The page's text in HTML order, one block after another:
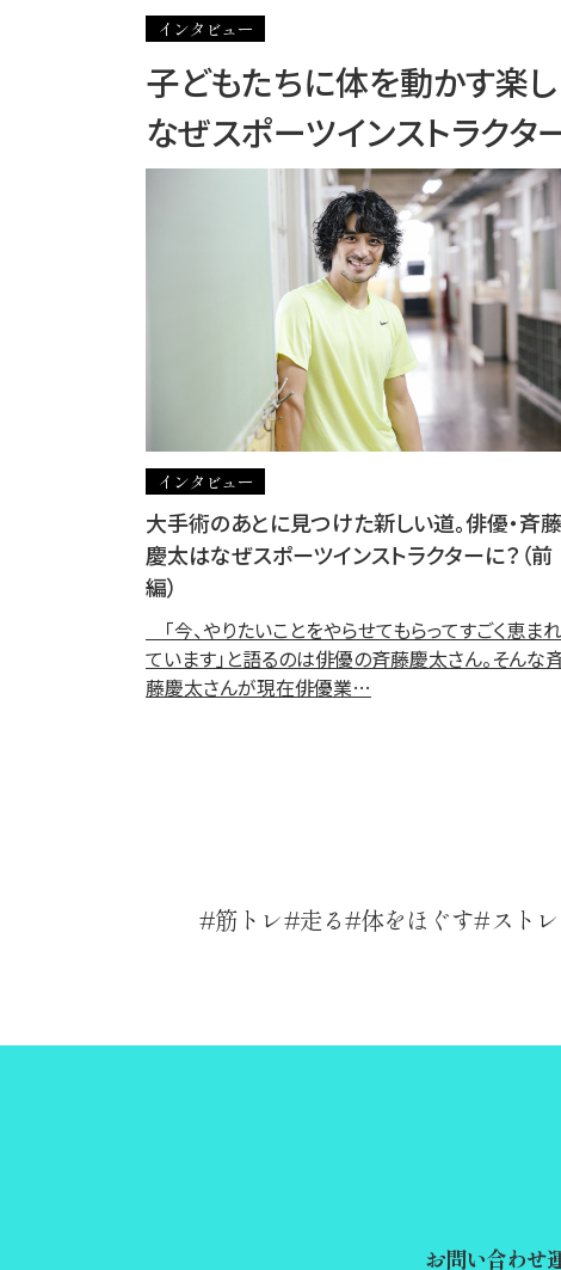
インタビュー
子どもたちに体を動かす楽
なぜスポーツインストラクター
インタビュー
大手術のあとに見つけた新しい道。俳優・斉藤
慶太はなぜスポーツインストラクターに？（前
編）
「今、やりたいことをやらせてもらってすごく恵まれ
ています」と語るのは俳優の斉藤慶太さん。そんな
藤慶太さんが現在俳優業…
筋トレ 走る 体をほぐす スト
お問い合わせ